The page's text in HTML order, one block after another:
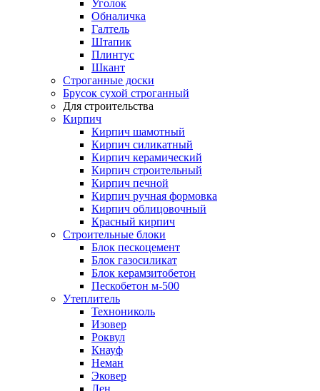
Уголок
Обналичка
Галтель
Штапик
Плинтус
Шкант
Строганные доски
Брусок сухой строганный
Для строительства
Кирпич
Кирпич шамотный
Кирпич силикатный
Кирпич керамический
Кирпич строительный
Кирпич печной
Кирпич ручная формовка
Кирпич облицовочный
Красный кирпич
Строительные блоки
Блок пескоцемент
Блок газосиликат
Блок керамзитобетон
Пескобетон м-500
Утеплитель
Технониколь
Изовер
Роквул
Кнауф
Неман
Эковер
Лен